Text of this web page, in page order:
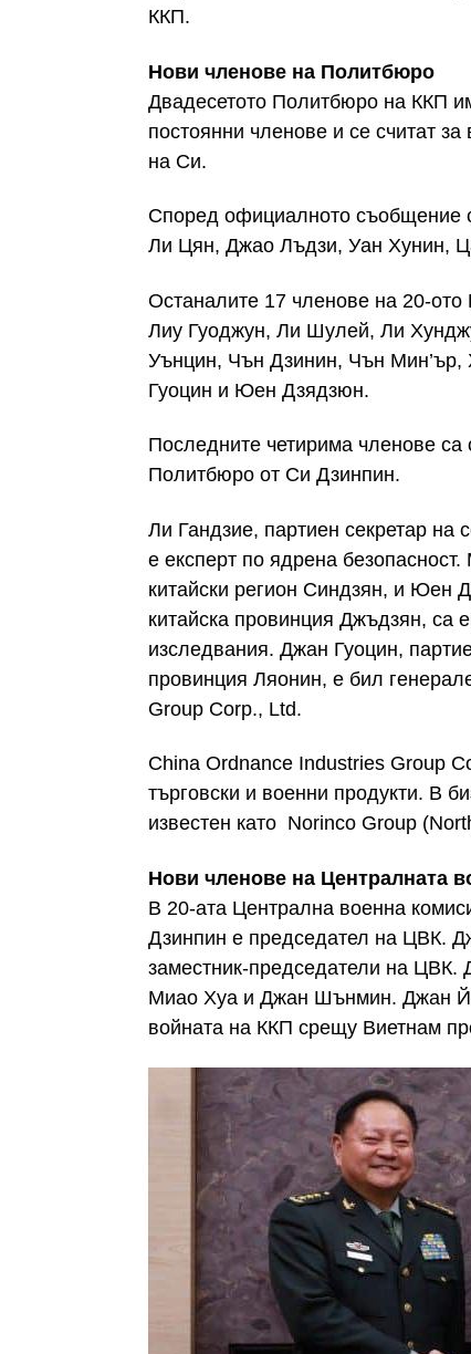
ККП.
Нови членове на Политбюро
Двадесетото Политбюро на ККП
постоянни членове и се считат
на Си.
Според официалното съобщение
Ли Цян, Джао Лъдзи, Уан Хунин,
Останалите 17 членове на 20-
Лиу Гуоджун, Ли Шулей, Ли
Уънцин, Чън Дзинин, Чън
Гуоцин и Юен Дзядзюн.
Последните четирима членове са
Политбюро от Си Дзинпин.
Ли Гандзие, партиен секретар на
е експерт по ядрена
китайски регион Синдзян, и Юен
китайска провинция Джъдзян, са
изследвания. Джан Гуоцин,
провинция Ляонин, е бил
Group Corp., Ltd.
China Ordnance Industries Group
търговски и военни продукти. В
известен като Norinco Group
Нови членове на Централната
В 20-ата Централна военна
Дзинпин е председател на ЦВК.
заместник-председатели на
Миао Хуа и Джан Шънмин. Джан
войната на ККП срещу Виетнам